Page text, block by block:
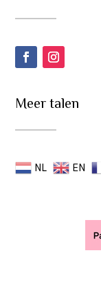
Meer talen
NL EN